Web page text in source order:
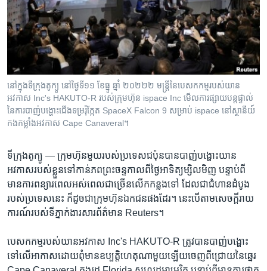
ទំព័រ​
រចនា
សម្ព័ន្ធ​
ទៅ​
កាន់​
ទំព័រ​
រក
កម្មវិធីទាំងអស់
Khmer English
បណ្តាញ​សង្គម
ភាសា
នៅ​ក្នុង​ទីក្រុង​តូក្យូ នៅ​ថ្ងៃទី១១ ខែធ្នូ ឆ្នាំ ២០២២២ មន្ត្រី​នៃ​​បេសកកម្ម​របស់​យាន
អវកាស Inc's HAKUTO-R​ របស់​ក្រុមហ៊ុន ispace Inc មើល​ការផ្សាយ​បន្តផ្ទាល់​
នៃ​ការបាញ់​បង្ហោះ​​ជើង​ទម្រ​រ៉ុក្កែត SpaceX Falcon 9 សម្រាប់ ispace នៅ​ស្ថានីយ៍​
កងកម្លាំង​អវកាស Cape Canaveral។
ទីក្រុងតូក្យូ — ក្រុមហ៊ុន​មួយ​របស់​ប្រទេស​ជប៉ុន​បានបាញ់​បង្ហោះ​យាន
អវកាស​របស់​ខ្លួនទៅ​កាន់​ភព​ព្រះចន្ទកាល​ពី​ថ្ងៃ​អាទិត្យ​ម្សិល​មិញ​ បន្ទាប់​ពី​
មាន​ការ​ពន្យារ​ពេល​អស់​ពេលជា​ច្រើន​លើក​កន្លង​ទៅ​ ដែល​ជា​ជំហាន​ដំបូង​
របស់​ប្រទេស​នេះ​ ក៏​ដូចជា​ក្រុមហ៊ុន​ឯកជន​ផង​ដែរ។​ ​នេះ​បើតាម​សេចក្តីរាយ
ការណ៍​របស់​ទី​ភ្នាក់ងារ​សារព័ត៌មាន Reuters។​ ​
បេសកកម្ម​របស់​យានអវកាស Inc's HAKUTO-R​ ​ត្រូវ​បាន​បាញ់​បង្ហោះ​
ទៅ​លើ​អាកាស​ដោយ​ពុំ​មាន​ឧប្បតិ្តហេតុ​ណា​មួយឡើយចេញ​ពី​ជ្រោយ​នៃ​ឆ្នេរ